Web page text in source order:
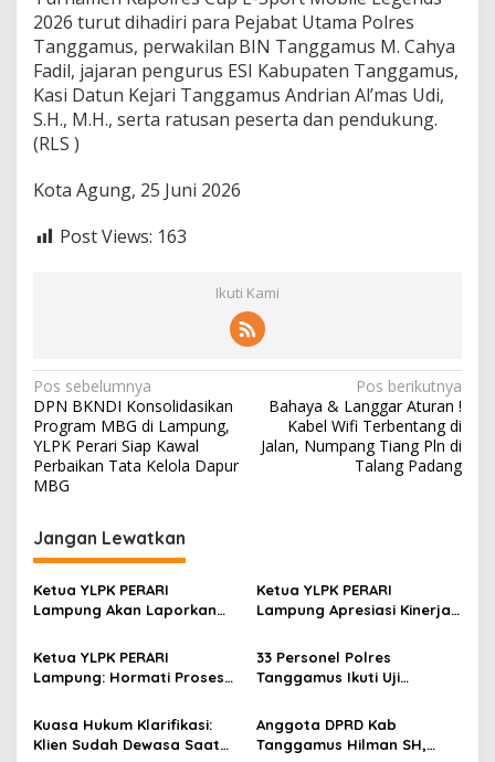
2026 turut dihadiri para Pejabat Utama Polres
Tanggamus, perwakilan BIN Tanggamus M. Cahya
Fadil, jajaran pengurus ESI Kabupaten Tanggamus,
Kasi Datun Kejari Tanggamus Andrian Al’mas Udi,
S.H., M.H., serta ratusan peserta dan pendukung.
(RLS )
Kota Agung, 25 Juni 2026
Post Views: 163
Ikuti Kami
N
a
v
i
a
s
i
o
Pos sebelumnya
DPN BKNDI Konsolidasikan
Program MBG di Lampung,
YLPK Perari Siap Kawal
Perbaikan Tata Kelola Dapur
MBG
Pos berikutnya
Bahaya & Langgar Aturan !
Kabel Wifi Terbentang di
Jalan, Numpang Tiang Pln di
Talang Padang
Jangan Lewatkan
Ketua YLPK PERARI
Lampung Akan Laporkan
ke Polisi: “Saya Merasa
Dicemarkan”
Ketua YLPK PERARI
Lampung Apresiasi Kinerja
Laporan Slamet Riyadi
Putra Masuk Tahap
Perkembangan
Ketua YLPK PERARI
Lampung: Hormati Proses
Kepentingan Pribadi dalam
Isu Pergantian Sekda dan
33 Personel Polres
Tanggamus Ikuti Uji
Pengajuan Pinjam Pakai
Senpi
Kuasa Hukum Klarifikasi:
Klien Sudah Dewasa Saat
Anggota DPRD Kab
Tanggamus Hilman SH,